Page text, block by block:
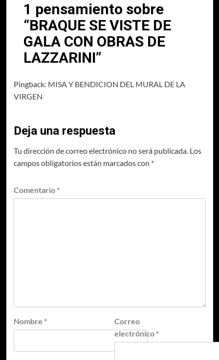
1 pensamiento sobre
“BRAQUE SE VISTE DE
GALA CON OBRAS DE
LAZZARINI”
Pingback: MISA Y BENDICION DEL MURAL DE LA
VIRGEN
Deja una respuesta
Tu dirección de correo electrónico no será publicada. Los
campos obligatorios están marcados con *
Comentario *
Nombre *
Correo
electrónico *